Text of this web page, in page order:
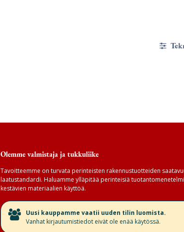
Olemme valmistaja ja tukkuliike
Tavoitteemme on turvata perinteisten rakennustuotteiden
laatustandardi. Haluamme ylläpitää perinteisiä
kestävien materiaalien käyttöä.
​Uusi kauppamme vaatii uuden tilin luomista.
Vanhat kirjautumistiedot eivät ole enää käytössä.